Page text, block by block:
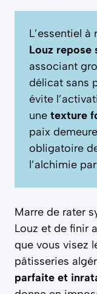
L’essentiel à
Louz repose
associant
délicat sans
évite
une texture
paix
obligatoire
l’alchimie
Marre de rater
Louz et de finir
que vous visez
pâtisseries
parfaite et